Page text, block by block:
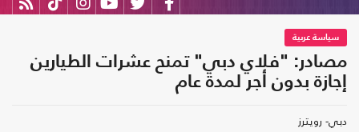
سياسة عربية
مصادر: "فلاي دبي" تمنح عشرات الطيارين
إجازة بدون أجر لمدة عام
دبي- رويترز